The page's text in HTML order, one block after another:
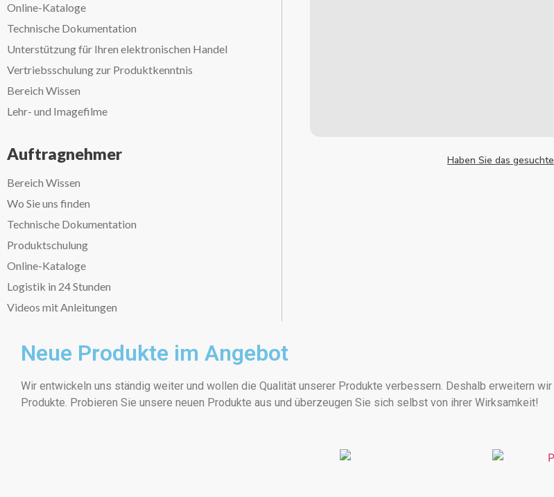
Online-Kataloge
Technische Dokumentation
Unterstützung für Ihren elektronischen Handel
Vertriebsschulung zur Produktkenntnis
Bereich Wissen
Lehr- und Imagefilme
Auftragnehmer
Bereich Wissen
Wo Sie uns finden
Technische Dokumentation
Produktschulung
Online-Kataloge
Logistik in 24 Stunden
Videos mit Anleitungen
Haben Sie das
Neue Produkte im Angebot
Wir entwickeln uns ständig weiter und wollen die Qualität unserer Produkte verbessern. Deshalb erweitern
Produkte. Probieren Sie unsere neuen Produkte aus und überzeugen Sie sich selbst von ihrer Wirksamkeit!